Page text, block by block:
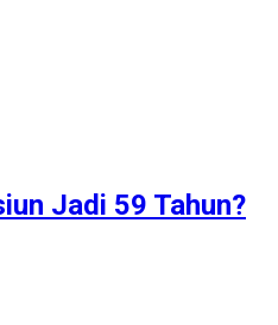
Jadi 59 Tahun?